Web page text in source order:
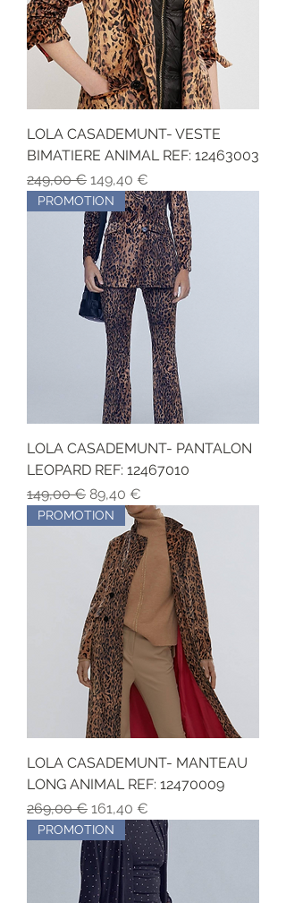
LOLA CASADEMUNT- VESTE
BIMATIERE ANIMAL REF: 12463003
Precio
249,00 € Precio de oferta
149,40 €
PROMOTION
LOLA CASADEMUNT- PANTALON
LEOPARD REF: 12467010
Precio
149,00 € Precio de oferta
89,40 €
PROMOTION
LOLA CASADEMUNT- MANTEAU
LONG ANIMAL REF: 12470009
Precio
269,00 € Precio de oferta
161,40 €
PROMOTION